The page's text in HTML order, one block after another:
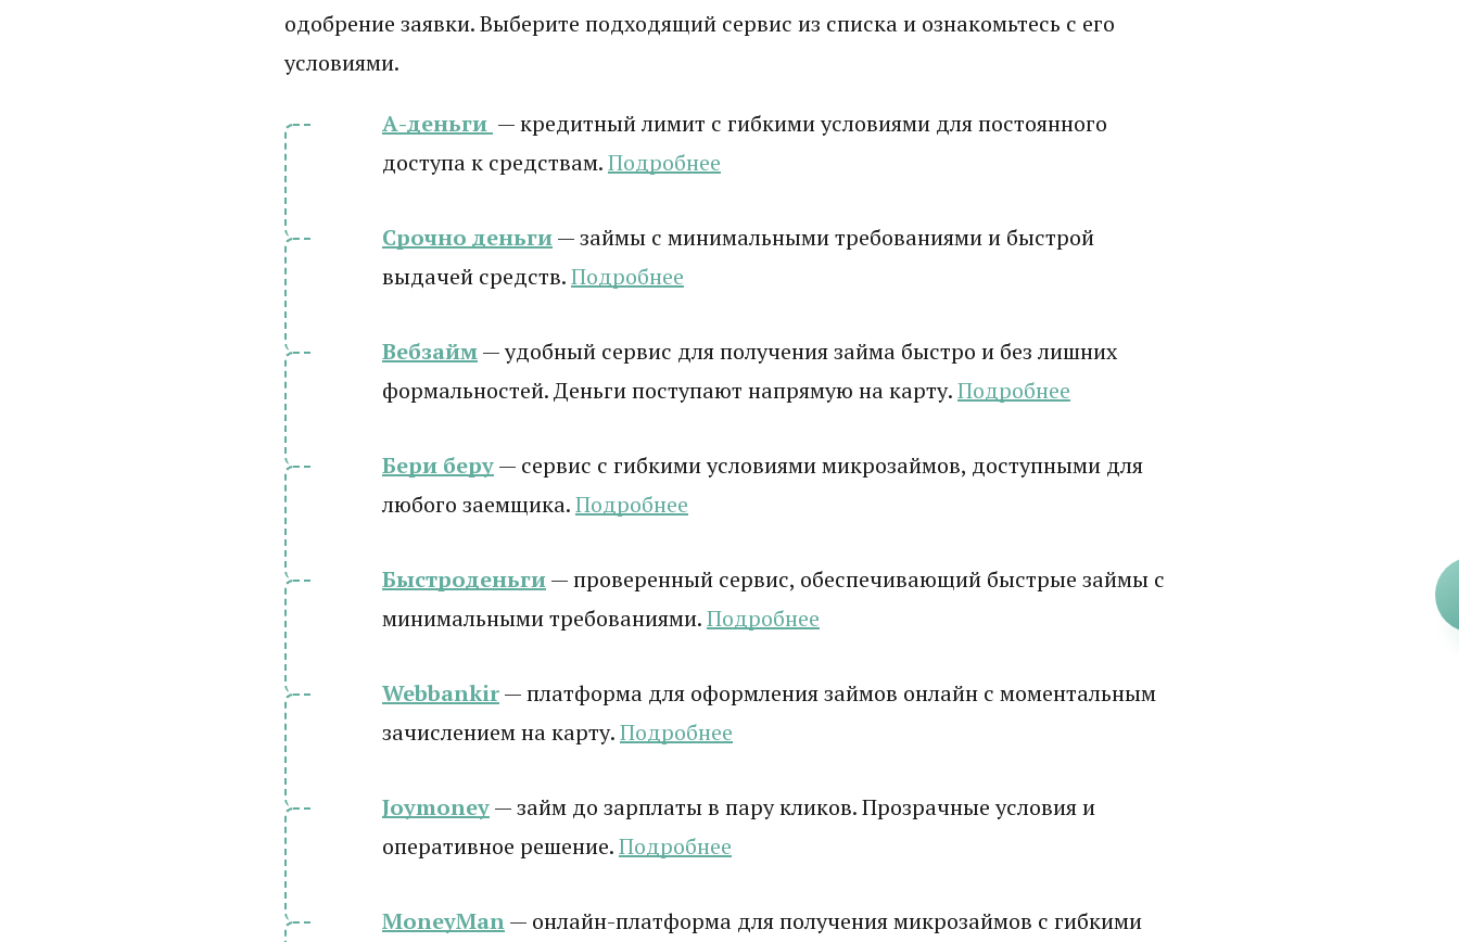
одобрение заявки. Выберите подходящий сервис из списка и ознакомьтесь с его
условиями.
А-деньги — кредитный лимит с гибкими условиями для постоянного
доступа к средствам.Подробнее
Срочно деньги— займы с минимальными требованиями и быстрой
выдачей средств.Подробнее
Вебзайм— удобный сервис для получения займа быстро и без лишних
формальностей. Деньги поступают напрямую на карту.Подробнее
Бери беру— сервис с гибкими условиями микрозаймов, доступными для
любого заемщика.Подробнее
Быстроденьги— проверенный сервис, обеспечивающий быстрые займы с
минимальными требованиями.Подробнее
Webbankir— платформа для оформления займов онлайн с моментальным
зачислением на карту.Подробнее
Joymoney— займ до зарплаты в пару кликов. Прозрачные условия и
оперативное решение.Подробнее
MoneyMan— онлайн-платформа для получения микрозаймов с гибкими